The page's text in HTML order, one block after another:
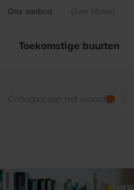
Ons aanbod Over Matexi
Toekomstige buurten
Collega's aan het woord